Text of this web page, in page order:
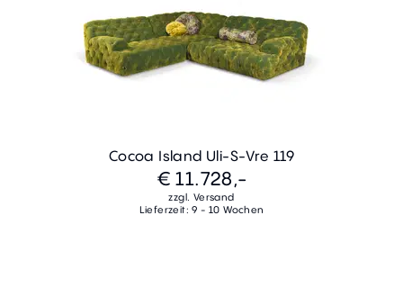
Cocoa Island Uli-S-Vre 119
€ 11.728,-
zzgl. Versand
Lieferzeit: 9 - 10 Wochen